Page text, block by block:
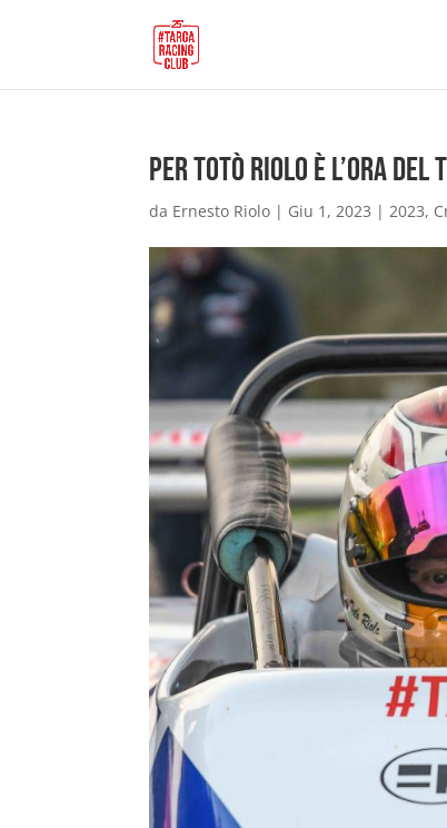
Per Totò Riolo è l’ora
da Ernesto Riolo | Giu 1, 2023 |2023,